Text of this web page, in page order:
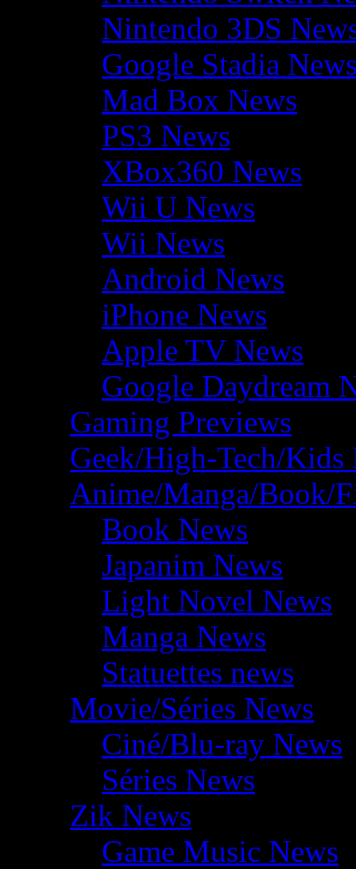
Nintendo 3DS
Google Stadia
Mad Box News
PS3 News
XBox360 News
Wii U News
Wii News
Android News
iPhone News
Apple TV News
Google Daydream
Gaming Previews
Geek/High-Tech/Kids
Anime/Manga/Book/
Book News
Japanim News
Light Novel News
Manga News
Statuettes news
Movie/Séries News
Ciné/Blu-ray News
Séries News
Zik News
Game Music News